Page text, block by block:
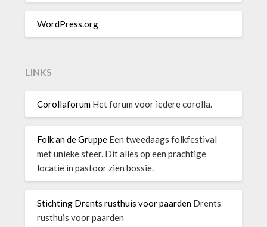
WordPress.org
LINKS
Corollaforum Het forum voor iedere corolla.
Folk an de Gruppe Een tweedaags folkfestival
met unieke sfeer. Dit alles op een prachtige
locatie in pastoor zien bossie.
Stichting Drents rusthuis voor paarden Drents
rusthuis voor paarden